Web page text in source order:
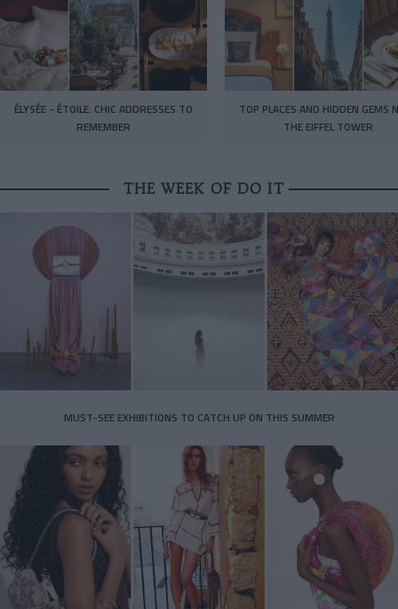
ÉLYSÉE - ÉTOILE: CHIC ADDRESSES TO
REMEMBER
TOP PLACES AND HIDDEN GEMS
THE EIFFEL TOWER
THE WEEK OF DO IT
MUST-SEE EXHIBITIONS TO CATCH UP ON THIS SUMMER